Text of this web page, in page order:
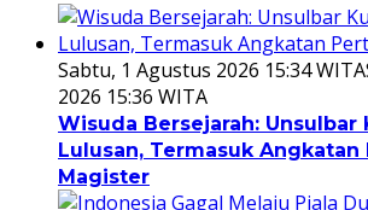
Sabtu, 1 Agustus 2026 15:34 WITA
2026 15:36 WITA
Wisuda Bersejarah: Unsulbar
Lulusan, Termasuk Angkatan
Magister